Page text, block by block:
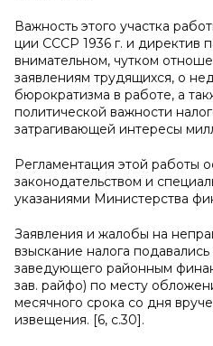
Важность этого участка
ции СССР 1936 г. и директив
внимательном, чутком
заявлениям трудящихся, о
бюрократизма в работе, а
политической важности
затрагивающей интересы
Регламентация этой работы
законода­тельством и
указаниями Министерства
Заявления и жалобы на
взыскание на­лога
заведующего районным
зав. райфо) по месту
месячного срока со дня
извещения. [6, с.30].